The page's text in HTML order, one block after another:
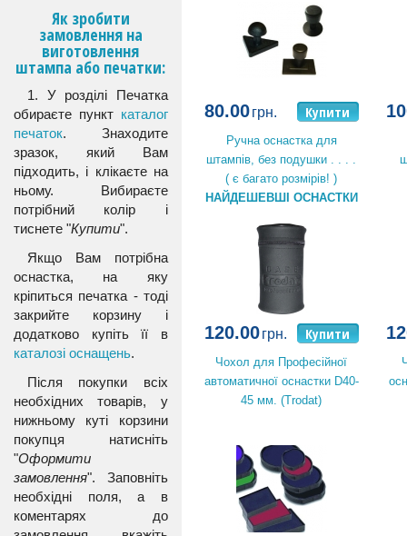
Як зробити
замовлення на
виготовлення
штампа або печатки:
1. У розділі Печатка
обираєте пункт каталог
печаток. Знаходите
зразок, який Вам
підходить, і клікаєте на
ньому. Вибираєте
потрібний колір і
тиснете "Купити".
Якщо Вам потрібна
оснастка, на яку
кріпиться печатка - тоді
закрийте корзину і
додатково купіть її в
каталозі оснащень.
Після покупки всіх
необхідних товарів, у
нижньому куті корзини
покупця натисніть
"Оформити
замовлення". Заповніть
необхідні поля, а в
коментарях до
80.00грн. Купити
Ручна оснастка для
штампів, без подушки . . . .
( є багато розмірів! )
НАЙДЕШЕВШІ ОСНАСТКИ
120.00грн. Купити
Чохол для Професійної
автоматичної оснастки D40-
45 мм. (Trodat)